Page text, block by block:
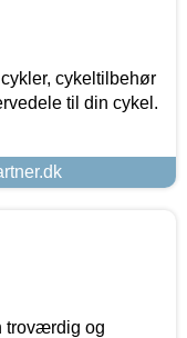
cykeltilbehør
til din cykel.
troværdig og